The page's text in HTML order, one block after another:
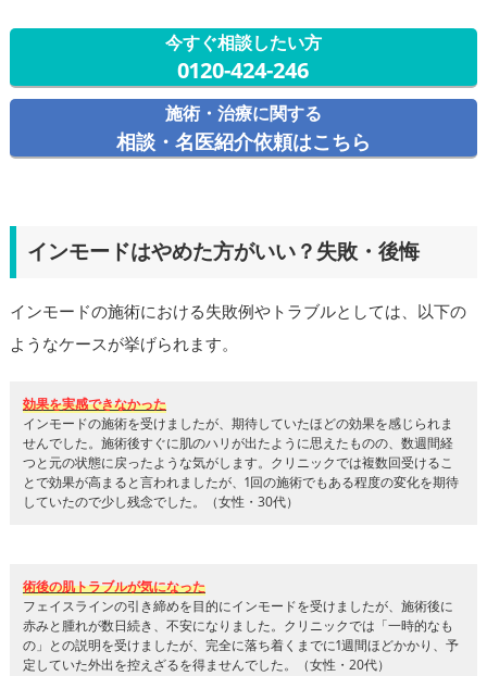
今すぐ相談したい方
0120-424-246
施術・治療に関する
相談・名医紹介依頼はこちら
インモードはやめた方がいい？失敗・後悔
インモードの施術における失敗例やトラブルとしては、以下の
ようなケースが挙げられます。
効果を実感できなかった
インモードの施術を受けましたが、期待していたほどの効果を感じられま
せんでした。施術後すぐに肌のハリが出たように思えたものの、数週間経
つと元の状態に戻ったような気がします。クリニックでは複数回受けるこ
とで効果が高まると言われましたが、1回の施術でもある程度の変化を期待
していたので少し残念でした。（女性・30代）
術後の肌トラブルが気になった
フェイスラインの引き締めを目的にインモードを受けましたが、施術後に
赤みと腫れが数日続き、不安になりました。クリニックでは「一時的なも
の」との説明を受けましたが、完全に落ち着くまでに1週間ほどかかり、予
定していた外出を控えざるを得ませんでした。（女性・20代）